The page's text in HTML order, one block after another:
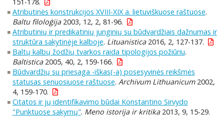
Atributinės konstrukcijos XVIII-XIX a. lietuviškuose raštuose.
Baltu filoloģija2003, 12, 2, 81-96.
Atributinių ir predikatinių junginių su būdvardžiais dažnumas ir
struktūra sakytinėje kalboje. Lituanistica2016, 2, 127-137.
Baltų kalbų žodžių tvarkos raida tipologijos požiūriu.
Baltistica2005, 40, 2, 159-166.
Būdvardžių su priesaga -iškas(-a) posesyvinės reikšmės
statusas senuosiuose raštuose. Archivum Lithuanicum2002,
4, 159-170.
Citatos ir jų identifikavimo būdai Konstantino Sirvydo
"Punktuose sakymų". Meno istorija ir kritika2013, 9, 15-29.